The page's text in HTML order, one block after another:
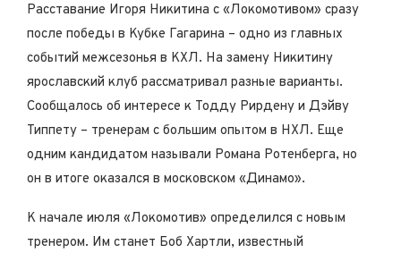
Расставание Игоря Никитина с «Локомотивом» сразу
после победы в Кубке Гагарина – одно из главных
событий межсезонья в КХЛ. На замену Никитину
ярославский клуб рассматривал разные варианты.
Сообщалось об интересе к Тодду Рирдену и Дэйву
Типпету – тренерам с большим опытом в НХЛ. Еще
одним кандидатом называли Романа Ротенберга, но
он в итоге оказался в московском «Динамо».
К начале июля «Локомотив» определился с новым
тренером. Им станет Боб Хартли, известный